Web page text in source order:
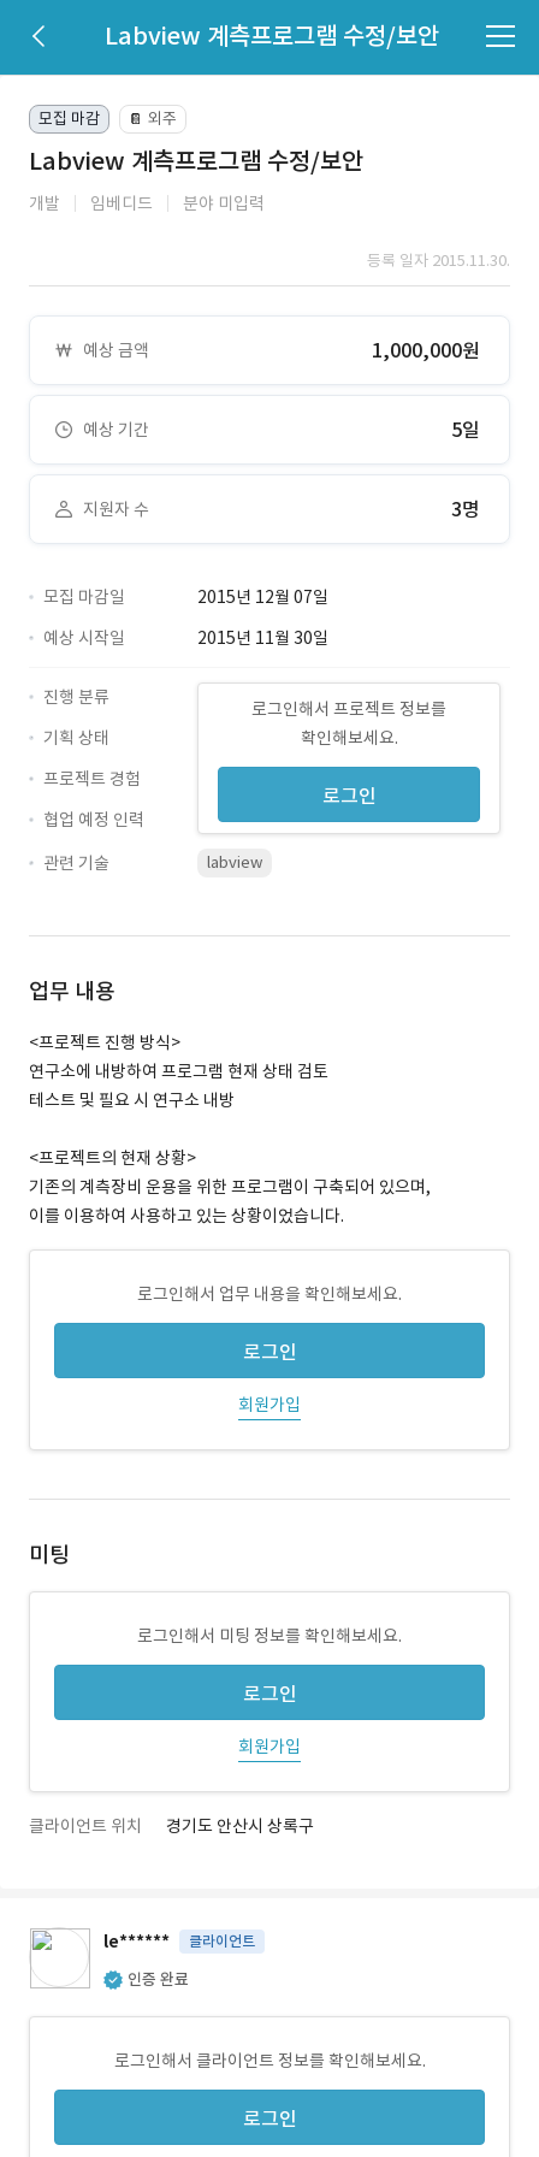
Labview 계측프로그램 수정/보안
모집 마감 📔 외주
Labview 계측프로그램 수정/보안
개발 임베디드 분야 미입력
등록 일자 2015.11.30.
예상 금액 1,000,000원
예상 기간 5일
지원자 수 3명
모집 마감일
2015년 12월 07일
예상 시작일
2015년 11월 30일
로그인해서 프로젝트 정보를
확인해보세요.
로그인
진행 분류
기획 상태
프로젝트 경험
협업 예정 인력
관련 기술
labview
업무 내용
<프로젝트 진행 방식>
연구소에 내방하여 프로그램 현재 상태 검토
테스트 및 필요 시 연구소 내방
<프로젝트의 현재 상황>
기존의 계측장비 운용을 위한 프로그램이 구축되어 있으며,
이를 이용하여 사용하고 있는 상황이었습니다.
로그인해서 업무 내용을 확인해보세요.
로그인
회원가입
미팅
로그인해서 미팅 정보를 확인해보세요.
로그인
회원가입
클라이언트 위치 경기도 안산시 상록구
le****** 클라이언트
인증 완료
로그인해서 클라이언트 정보를 확인해보세요.
로그인